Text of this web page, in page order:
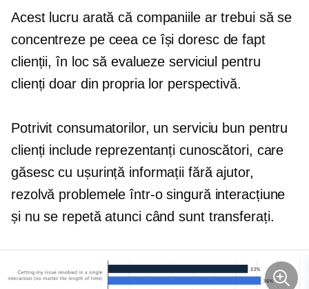
Acest lucru arată că companiile ar trebui să se
concentreze pe ceea ce își doresc de fapt
clienții, în loc să evalueze serviciul pentru
clienți doar din propria lor perspectivă.
Potrivit consumatorilor, un serviciu bun pentru
clienți include reprezentanți cunoscători, care
găsesc cu ușurință informații fără ajutor,
rezolvă problemele într-o singură interacțiune
și nu se repetă atunci când sunt transferați.